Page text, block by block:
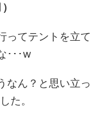
ってテントを立て
･･･w
なん？と思い立っ
た。